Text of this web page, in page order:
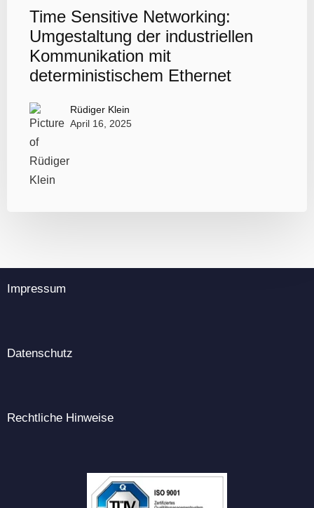
Time Sensitive Networking:
Umgestaltung der industriellen
Kommunikation mit
deterministischem Ethernet
Rüdiger Klein
April 16, 2025
Impressum
Datenschutz
Rechtliche Hinweise